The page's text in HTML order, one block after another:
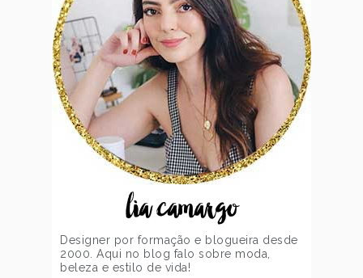
lia camargo
Designer por formação e blogueira desde
2000. Aqui no blog falo sobre moda,
beleza e estilo de vida!